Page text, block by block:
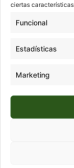
ciertas
Funcional
Estadísticas
Marketing